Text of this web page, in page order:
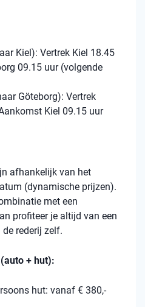
Kiel): Vertrek Kiel 18.45
09.15 uur (volgende
Göteborg): Vertrek
Kiel 09.15 uur
afhankelijk van het
(dynamische prijzen).
met een
profiteer je altijd van een
rederij zelf.
+ hut):
hut: vanaf € 380,-